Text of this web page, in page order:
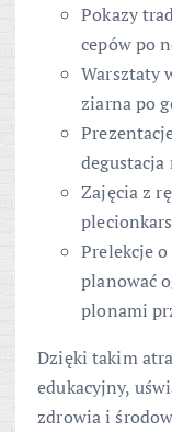
Pokazy
cepów po
Warsztaty
ziarna po
Zajęcia z
Prelekcje o
planować
plonami
Dzięki takim
edukacyjny,
zdrowia i